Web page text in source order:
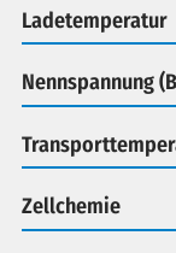
Ladetemperatur
Nennspannung
Zellchemie